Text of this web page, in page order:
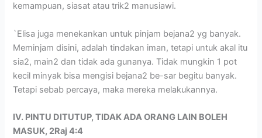
kemampuan, siasat atau trik2 manusiawi.
`Elisa juga menekankan untuk pinjam bejana2 yg banyak.
Meminjam disini, adalah tindakan iman, tetapi untuk akal itu
sia2, main2 dan tidak ada gunanya. Tidak mungkin 1 pot
kecil minyak bisa mengisi bejana2 be-sar begitu banyak.
Tetapi sebab percaya, maka mereka melakukannya.
IV. PINTU DITUTUP, TIDAK ADA ORANG LAIN BOLEH
MASUK, 2Raj 4:4